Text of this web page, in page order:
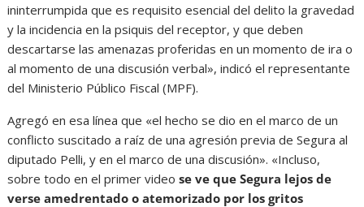
ininterrumpida que es requisito esencial del delito la gravedad
y la incidencia en la psiquis del receptor, y que deben
descartarse las amenazas proferidas en un momento de ira o
al momento de una discusión verbal», indicó el representante
del Ministerio Público Fiscal (MPF).
Agregó en esa línea que «el hecho se dio en el marco de un
conflicto suscitado a raíz de una agresión previa de Segura al
diputado Pelli, y en el marco de una discusión». «Incluso,
sobre todo en el primer videose ve que Segura lejos de
verse amedrentado o atemorizado por los gritos